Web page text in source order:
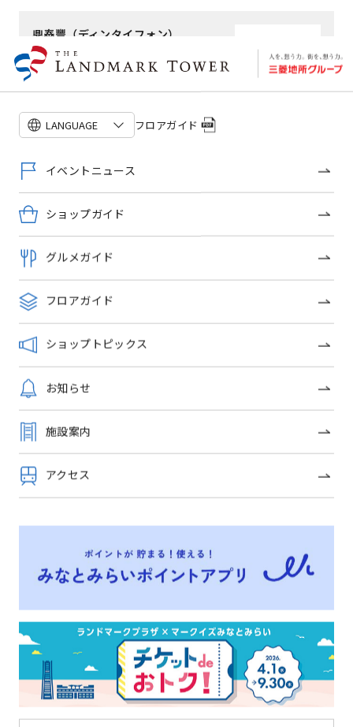
LANGUAGE フロアガイド
イベントニュース
ショップガイド
グルメガイド
フロアガイド
ショップトピックス
お知らせ
施設案内
アクセス
鼎泰豐（ディンタイフォン）
グルメ＆フード
【披露宴／二次会／顔合わせ
特集】
トップページ
イベントニュース
ショップガイド